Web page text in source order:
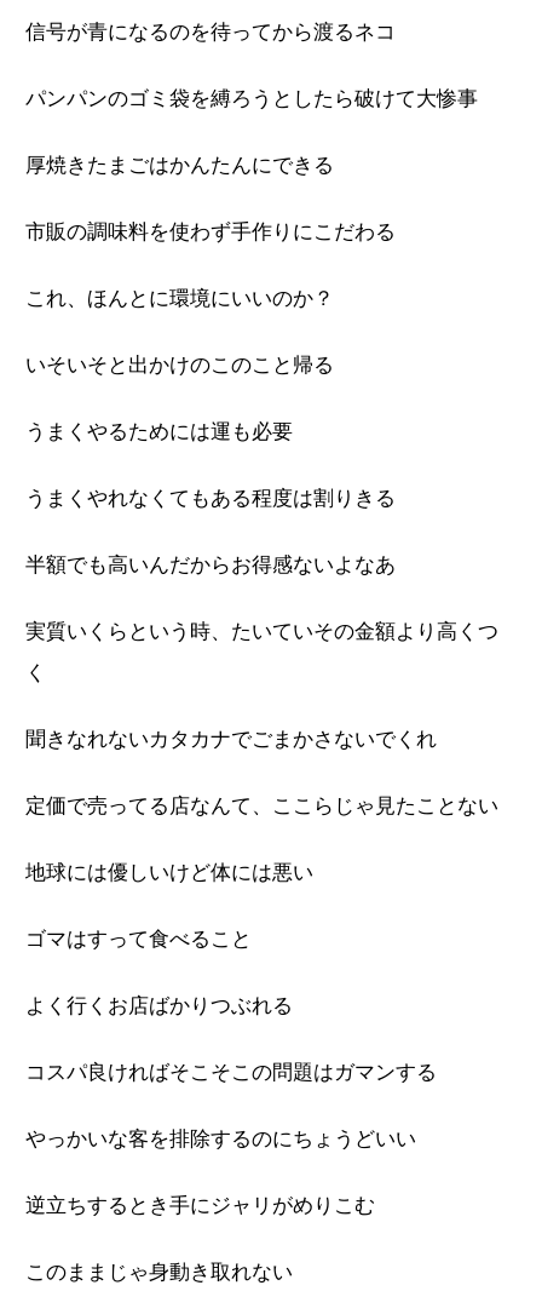
信号が青になるのを待ってから渡るネコ
パンパンのゴミ袋を縛ろうとしたら破けて大惨事
厚焼きたまごはかんたんにできる
市販の調味料を使わず手作りにこだわる
これ、ほんとに環境にいいのか？
いそいそと出かけのこのこと帰る
うまくやるためには運も必要
うまくやれなくてもある程度は割りきる
半額でも高いんだからお得感ないよなあ
実質いくらという時、たいていその金額より高くつ
く
聞きなれないカタカナでごまかさないでくれ
定価で売ってる店なんて、ここらじゃ見たことない
地球には優しいけど体には悪い
ゴマはすって食べること
よく行くお店ばかりつぶれる
コスパ良ければそこそこの問題はガマンする
やっかいな客を排除するのにちょうどいい
逆立ちするとき手にジャリがめりこむ
このままじゃ身動き取れない